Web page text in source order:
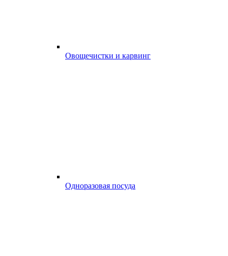
Овощечистки и карвинг
Одноразовая посуда